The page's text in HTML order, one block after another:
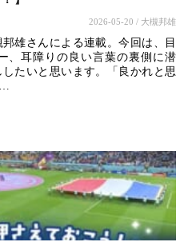
2026-05-20 / 大槻邦雄
雄さんによる連載。今回は、目
、耳障りの良い言葉の裏側に潜
たいと思います。「良かれと思